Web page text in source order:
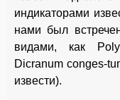
индикаторами
нами был
видами, как
Dicranum conges-
извести).